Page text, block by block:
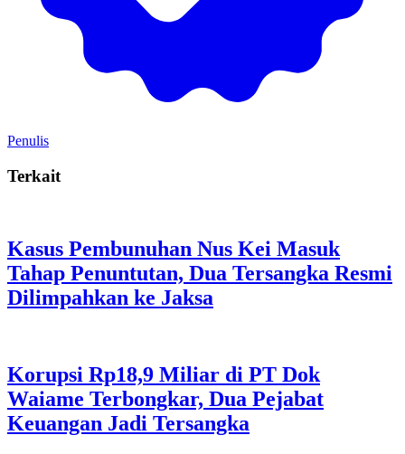
Penulis
Terkait
Kasus Pembunuhan Nus Kei Masuk
Tahap Penuntutan, Dua Tersangka Resmi
Dilimpahkan ke Jaksa
Korupsi Rp18,9 Miliar di PT Dok
Waiame Terbongkar, Dua Pejabat
Keuangan Jadi Tersangka